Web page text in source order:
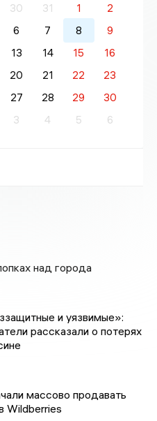
30 31 1
2
6 7 8
9
13 14 15
16
20 21 22
23
27 28 29
30
3 4 5 6
над города
и уязвимые»:
рассказали о потерях
массово продавать
Wildberries